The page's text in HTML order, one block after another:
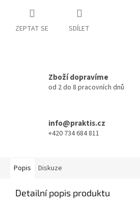
ZEPTAT SE SDÍLET
Zboží dopravíme
od 2 do 8 pracovních dnů
info@praktis.cz
+420 734 684 811
Popis Diskuze
Detailní popis produktu